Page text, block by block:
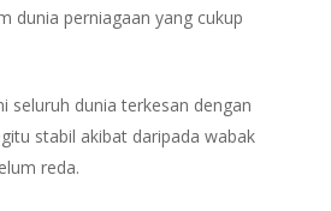
dunia perniagaan yang cukup
seluruh dunia terkesan dengan
stabil akibat daripada wabak
reda.